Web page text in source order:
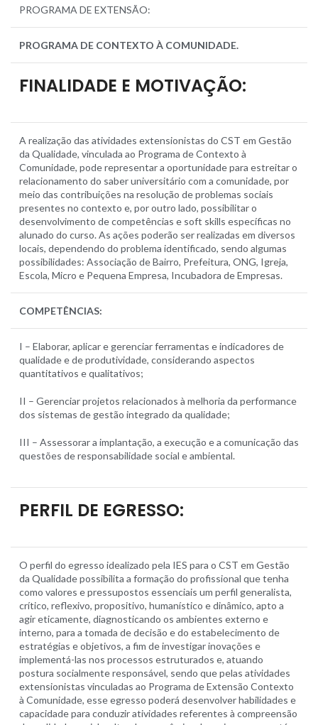
PROGRAMA DE EXTENSÃO:
PROGRAMA DE CONTEXTO À COMUNIDADE.
FINALIDADE E MOTIVAÇÃO:
A realização das atividades extensionistas do CST em Gestão
da Qualidade, vinculada ao Programa de Contexto à
Comunidade, pode representar a oportunidade para estreitar o
relacionamento do saber universitário com a comunidade, por
meio das contribuições na resolução de problemas sociais
presentes no contexto e, por outro lado, possibilitar o
desenvolvimento de competências e soft skills específicas no
alunado do curso. As ações poderão ser realizadas em diversos
locais, dependendo do problema identificado, sendo algumas
possibilidades: Associação de Bairro, Prefeitura, ONG, Igreja,
Escola, Micro e Pequena Empresa, Incubadora de Empresas.
COMPETÊNCIAS:
I – Elaborar, aplicar e gerenciar ferramentas e indicadores de
qualidade e de produtividade, considerando aspectos
quantitativos e qualitativos;
II – Gerenciar projetos relacionados à melhoria da performance
dos sistemas de gestão integrado da qualidade;
III – Assessorar a implantação, a execução e a comunicação das
questões de responsabilidade social e ambiental.
PERFIL DE EGRESSO:
O perfil do egresso idealizado pela IES para o CST em Gestão
da Qualidade possibilita a formação do profissional que tenha
como valores e pressupostos essenciais um perfil generalista,
crítico, reflexivo, propositivo, humanístico e dinâmico, apto a
agir eticamente, diagnosticando os ambientes externo e
interno, para a tomada de decisão e do estabelecimento de
estratégias e objetivos, a fim de investigar inovações e
implementá-las nos processos estruturados e, atuando
postura socialmente responsável, sendo que pelas atividades
extensionistas vinculadas ao Programa de Extensão Contexto
à Comunidade, esse egresso poderá desenvolver habilidades e
capacidade para conduzir atividades referentes à compreensão